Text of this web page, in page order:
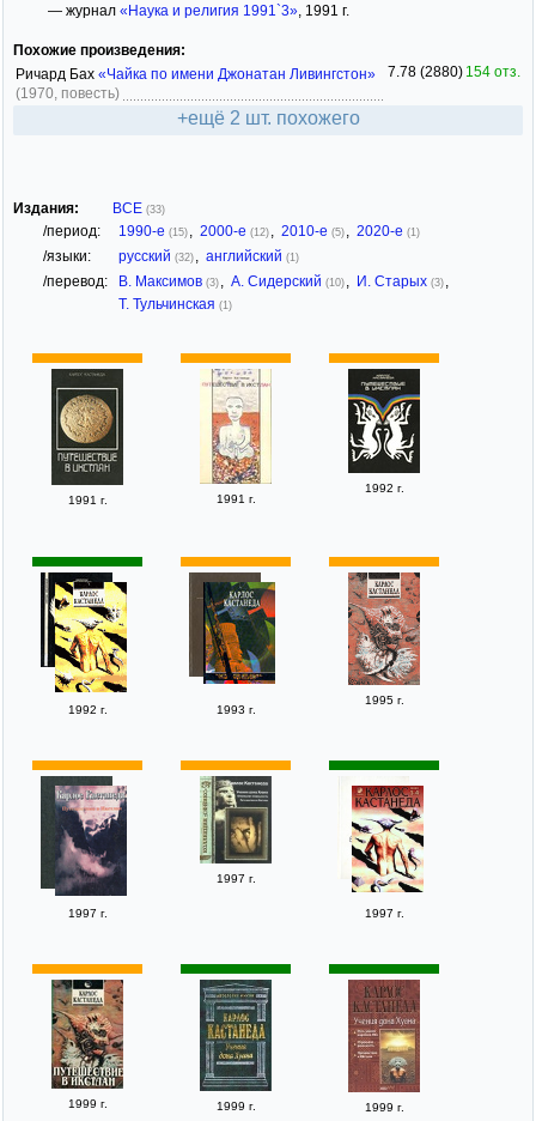
— журнал «Наука и религия 1991`3», 1991 г.
Похожие произведения:
Ричард Бах «Чайка по имени Джонатан Ливингстон»
(1970, повесть)
7.78 (2880) 154 отз.
+ещё 2 шт. похожего
Издания: ВСЕ (33)
/период: 1990-е (15) , 2000-е (12) , 2010-е (5) , 2020-е (1)
/языки: русский (32) , английский (1)
/перевод: В. Максимов (3) , А. Сидерский (10) , И. Старых (3) ,
Т. Тульчинская (1)
1991 г. 1991 г.
1992 г.
1992 г. 1993 г.
1995 г.
1997 г.
1997 г.
1997 г.
1999 г. 1999 г. 1999 г.